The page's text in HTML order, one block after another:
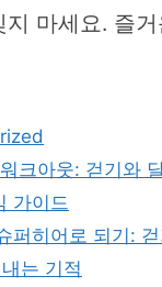
지 마세요. 즐
크아웃: 걷기와
가이드
퍼히어로 되기:
는 기적